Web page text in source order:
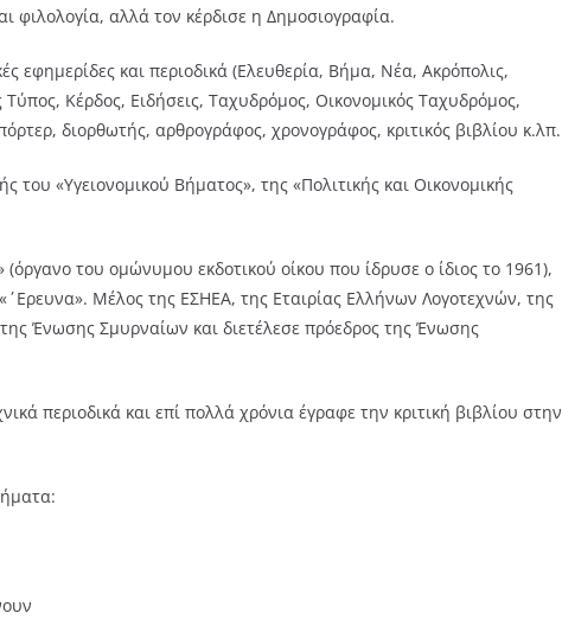
φιλολογία, αλλά τον κέρδισε η Δημοσιογραφία.
εφημερίδες και περιοδικά (Ελευθερία, Βήμα, Νέα, Ακρόπολις,
Κέρδος, Ειδήσεις, Ταχυδρόμος, Οικονομικός Ταχυδρόμος,
διορθωτής, αρθρογράφος, χρονογράφος, κριτικός βιβλίου κ.λπ.
του «Υγειονομικού Βήματος», της «Πολιτικής και Οικονομικής
του ομώνυμου εκδοτικού οίκου που ίδρυσε ο ίδιος το 1961),
Μέλος της ΕΣΗΕΑ, της Εταιρίας Ελλήνων Λογοτεχνών, της
Ένωσης Σμυρναίων και διετέλεσε πρόεδρος της Ένωσης
περιοδικά και επί πολλά χρόνια έγραφε την κριτική βιβλίου στην